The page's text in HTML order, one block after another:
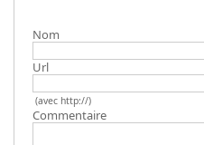
Nom
Url
(avec http://)
Commentaire